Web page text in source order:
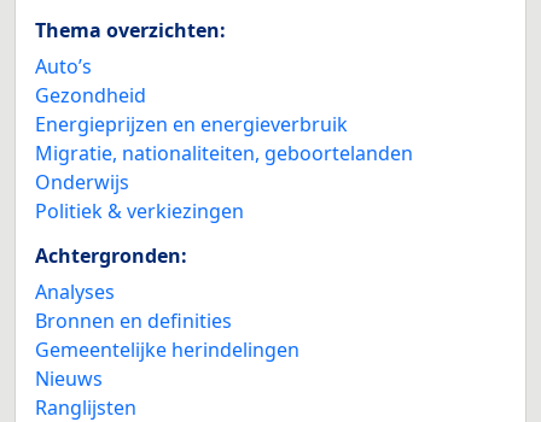
Thema overzichten:
Auto’s
Gezondheid
Energieprijzen en energieverbruik
Migratie, nationaliteiten, geboortelanden
Onderwijs
Politiek & verkiezingen
Achtergronden:
Analyses
Bronnen en definities
Gemeentelijke herindelingen
Nieuws
Ranglijsten